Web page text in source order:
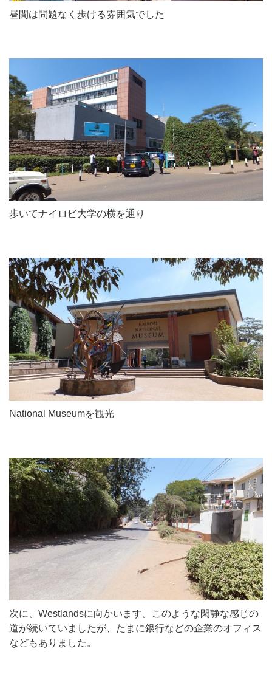
昼間は問題なく歩ける雰囲気でした
歩いてナイロビ大学の横を通り
National Museumを観光
次に、Westlandsに向かいます。このような閑静な感じの
道が続いていましたが、たまに銀行などの企業のオフィス
などもありました。